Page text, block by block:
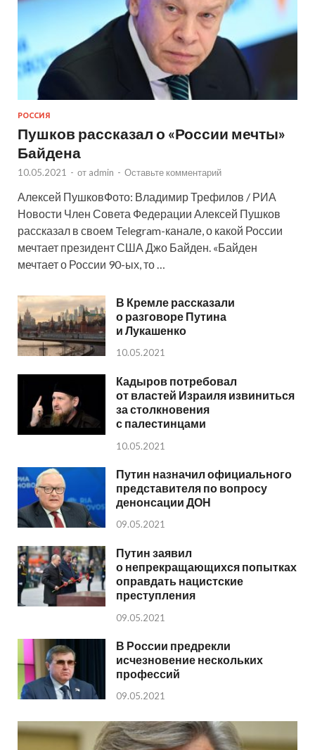
РОССИЯ
Пушков рассказал о «России мечты»
Байдена
10.05.2021 - от admin - Оставьте комментарий
Алексей ПушковФото: Владимир Трефилов / РИА
Новости Член Совета Федерации Алексей Пушков
рассказал в своем Telegram-канале, о какой России
мечтает президент США Джо Байден. «Байден
мечтает о России 90-ых, то …
В Кремле рассказали
о разговоре Путина
и Лукашенко
10.05.2021
Кадыров потребовал
от властей Израиля извиниться
за столкновения
с палестинцами
10.05.2021
Путин назначил официального
представителя по вопросу
денонсации ДОН
09.05.2021
Путин заявил
о непрекращающихся попытках
оправдать нацистские
преступления
09.05.2021
В России предрекли
исчезновение нескольких
профессий
09.05.2021